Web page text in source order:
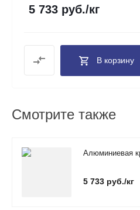
5 733 руб./кг
В корзину
Смотрите также
Алюминиевая
5 733 руб./кг